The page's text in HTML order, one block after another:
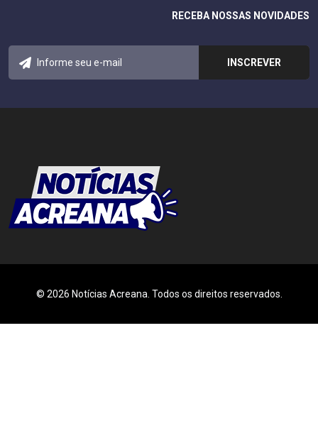
RECEBA NOSSAS NOVIDADES
© 2026 Notícias Acreana. Todos os direitos reservados.